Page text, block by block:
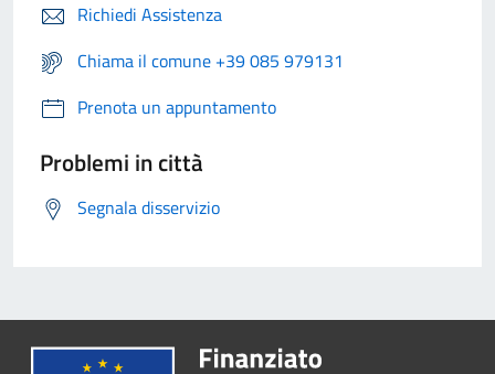
Richiedi Assistenza
Chiama il comune +39 085 979131
Prenota un appuntamento
Problemi in città
Segnala disservizio